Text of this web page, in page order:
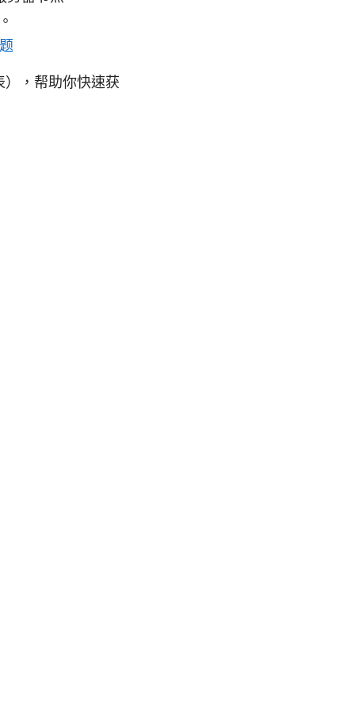
，帮助你快速获